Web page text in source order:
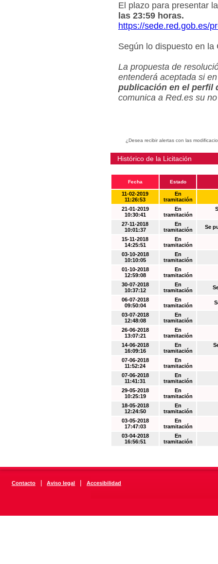
El plazo para presentar
las 23:59 horas.
https://sede.red.gob.es/
Según lo dispuesto en
La propuesta de
entenderá aceptada si
publicación en el perfil
comunica a Red.es su
¿Desea recibir alertas con las
Histórico de la Licitación
Fecha Estado
11-02-2019
11:26:53
En
tramitación
21-01-2019
10:30:41
En
tramitación
27-11-2018
10:01:37
En
tramitación
Se
15-11-2018
14:25:51
En
tramitación
03-10-2018
10:10:05
En
tramitación
01-10-2018
12:59:08
En
tramitación
30-07-2018
10:37:12
En
tramitación
06-07-2018
09:50:04
En
tramitación
03-07-2018
12:48:08
En
tramitación
26-06-2018
13:07:21
En
tramitación
14-06-2018
16:09:16
En
tramitación
07-06-2018
11:52:24
En
tramitación
07-06-2018
11:41:31
En
tramitación
29-05-2018
10:25:19
En
tramitación
18-05-2018
12:24:50
En
tramitación
03-05-2018
17:47:03
En
tramitación
03-04-2018
16:56:51
En
tramitación
Contacto | Aviso legal | Accesibilidad